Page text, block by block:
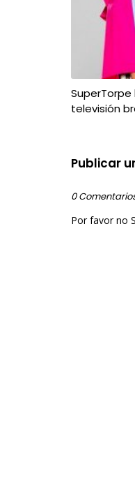
televisión
Publicar
0
Por favor no